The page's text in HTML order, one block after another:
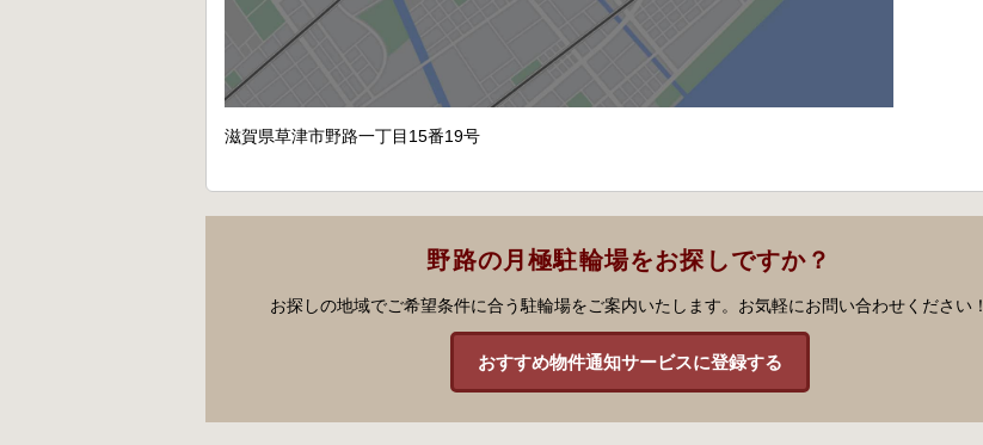
滋賀県草津市野路一丁目15番19号
野路の月極駐輪場をお探しですか？
お探しの地域でご希望条件に合う駐輪場をご案内いたします。お気軽にお問い合わせください！
おすすめ物件通知サービスに登録する